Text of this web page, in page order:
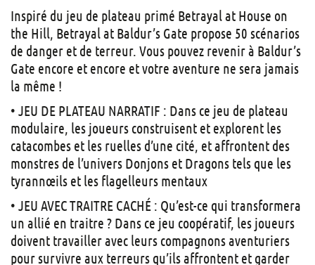
Inspiré du jeu de plateau primé Betrayal at House on
the Hill, Betrayal at Baldur’s Gate propose 50 scénarios
de danger et de terreur. Vous pouvez revenir à Baldur’s
Gate encore et encore et votre aventure ne sera jamais
la même !
• JEU DE PLATEAU NARRATIF : Dans ce jeu de plateau
modulaire, les joueurs construisent et explorent les
catacombes et les ruelles d’une cité, et affrontent des
monstres de l’univers Donjons et Dragons tels que les
tyrannœils et les flagelleurs mentaux
• JEU AVEC TRAITRE CACHÉ : Qu’est-ce qui transformera
un allié en traitre ? Dans ce jeu coopératif, les joueurs
doivent travailler avec leurs compagnons aventuriers
pour survivre aux terreurs qu’ils affrontent et garder